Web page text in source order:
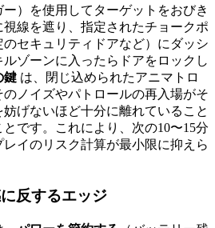
ー）を使用してターゲットをおびき
線を遮り、指定されたチョークポ
のセキュリティドアなど）にダッシ
ルゾーンに入ったらドアをロックし
鍵 は、閉じ込められたアニマトロ
のノイズやパトロールの再入場がそ
げないほど十分に離れていること
とです。これにより、次の10〜15分
レイのリスク計算が最小限に抑えら
反するエッジ